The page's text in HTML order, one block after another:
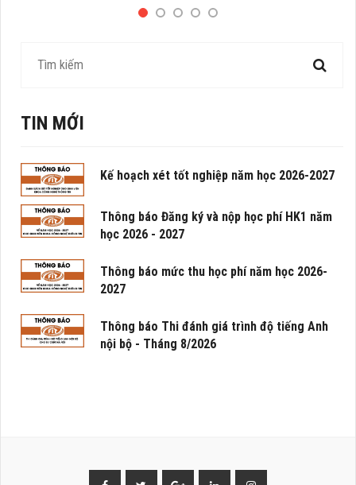
TIN MỚI
Kế hoạch xét tốt nghiệp năm học 2026-2027
Thông báo Đăng ký và nộp học phí HK1 năm
học 2026 - 2027
Thông báo mức thu học phí năm học 2026-
2027
Thông báo Thi đánh giá trình độ tiếng Anh
nội bộ - Tháng 8/2026